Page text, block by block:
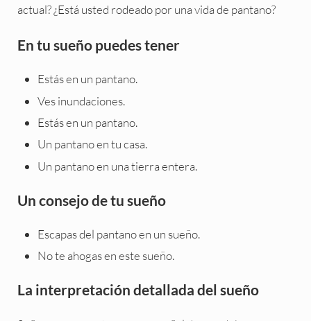
actual? ¿Está usted rodeado por una vida de pantano?
En tu sueño puedes tener
Estás en un pantano.
Ves inundaciones.
Estás en un pantano.
Un pantano en tu casa.
Un pantano en una tierra entera.
Un consejo de tu sueño
Escapas del pantano en un sueño.
No te ahogas en este sueño.
La interpretación detallada del sueño